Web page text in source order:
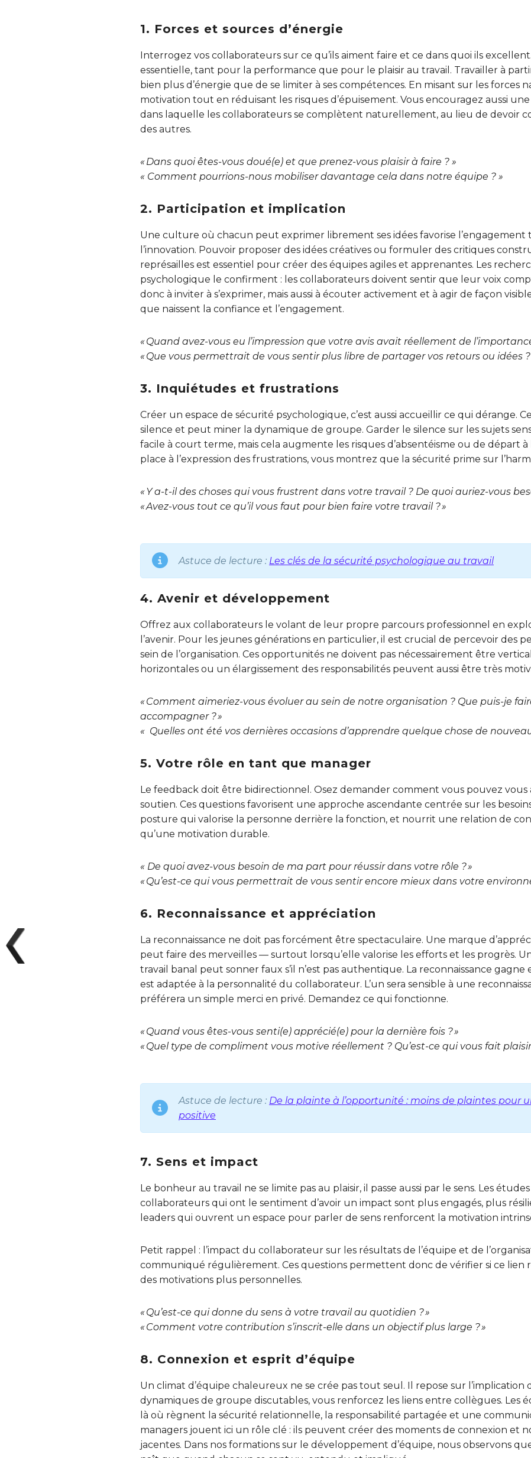
1. Forces et sources d’énergie
Interrogez vos collaborateurs sur ce qu’ils aiment faire et ce dans quoi ils
essentielle, tant pour la performance que pour le plaisir au travail. Travailler à
bien plus d’énergie que de se limiter à ses compétences. En misant sur les forces
motivation tout en réduisant les risques d’épuisement. Vous encouragez aussi
dans laquelle les collaborateurs se complètent naturellement, au lieu de devoir
des autres.
« Dans quoi êtes-vous doué(e) et que prenez-vous plaisir à faire ? »
« Comment pourrions-nous mobiliser davantage cela dans notre équipe ? »
2. Participation et implication
Une culture où chacun peut exprimer librement ses idées favorise
l’innovation. Pouvoir proposer des idées créatives ou formuler des critiques
représailles est essentiel pour créer des équipes agiles et apprenantes. Les
psychologique le confirment : les collaborateurs doivent sentir que leur voix
donc à inviter à s’exprimer, mais aussi à écouter activement et à agir de façon
que naissent la confiance et l’engagement.
« Quand avez-vous eu l’impression que votre avis avait réellement de
« Que vous permettrait de vous sentir plus libre de partager vos retours ou idées ?
3. Inquiétudes et frustrations
Créer un espace de sécurité psychologique, c’est aussi accueillir ce qui dérange.
silence et peut miner la dynamique de groupe. Garder le silence sur les sujets
facile à court terme, mais cela augmente les risques d’absentéisme ou de départ
place à l’expression des frustrations, vous montrez que la sécurité prime sur
« Y a-t-il des choses qui vous frustrent dans votre travail ? De quoi auriez-vous
« Avez-vous tout ce qu’il vous faut pour bien faire votre travail ? »
Astuce de lecture : Les clés de la sécurité psychologique au travail
4. Avenir et développement
Offrez aux collaborateurs le volant de leur propre parcours professionnel en
l’avenir. Pour les jeunes générations en particulier, il est crucial de percevoir des
sein de l’organisation. Ces opportunités ne doivent pas nécessairement être
horizontales ou un élargissement des responsabilités peuvent aussi être très
« Comment aimeriez-vous évoluer au sein de notre organisation ? Que puis-je
accompagner ? »
« Quelles ont été vos dernières occasions d’apprendre quelque chose de
5. Votre rôle en tant que manager
Le feedback doit être bidirectionnel. Osez demander comment vous pouvez
soutien. Ces questions favorisent une approche ascendante centrée sur les
posture qui valorise la personne derrière la fonction, et nourrit une relation de
qu’une motivation durable.
« De quoi avez-vous besoin de ma part pour réussir dans votre rôle ? »
« Qu’est-ce qui vous permettrait de vous sentir encore mieux dans votre
6. Reconnaissance et appréciation
La reconnaissance ne doit pas forcément être spectaculaire. Une marque
peut faire des merveilles — surtout lorsqu’elle valorise les efforts et les progrès.
travail banal peut sonner faux s’il n’est pas authentique. La reconnaissance
est adaptée à la personnalité du collaborateur. L’un sera sensible à une
préférera un simple merci en privé. Demandez ce qui fonctionne.
« Quand vous êtes-vous senti(e) apprécié(e) pour la dernière fois ? »
« Quel type de compliment vous motive réellement ? Qu’est-ce qui vous fait plaisir
Astuce de lecture : De la plainte à l’opportunité : moins de plaintes pour
positive
7. Sens et impact
Le bonheur au travail ne se limite pas au plaisir, il passe aussi par le sens. Les
collaborateurs qui ont le sentiment d’avoir un impact sont plus engagés, plus
leaders qui ouvrent un espace pour parler de sens renforcent la motivation
Petit rappel : l’impact du collaborateur sur les résultats de l’équipe et de
communiqué régulièrement. Ces questions permettent donc de vérifier si ce lien
des motivations plus personnelles.
« Qu’est-ce qui donne du sens à votre travail au quotidien ? »
« Comment votre contribution s’inscrit-elle dans un objectif plus large ? »
8. Connexion et esprit d’équipe
Un climat d’équipe chaleureux ne se crée pas tout seul. Il repose sur l’implication
dynamiques de groupe discutables, vous renforcez les liens entre collègues. Les
là où règnent la sécurité relationnelle, la responsabilité partagée et une
managers jouent ici un rôle clé : ils peuvent créer des moments de connexion et
jacentes. Dans nos formations sur le développement d’équipe, nous observons